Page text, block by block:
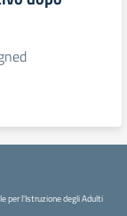
per l'Istruzione degli Adulti